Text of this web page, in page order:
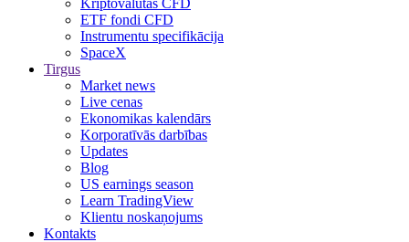
ETF fondi CFD
Instrumentu specifikācija
SpaceX
Tirgus
Market news
Live cenas
Ekonomikas kalendārs
Korporatīvās darbības
Updates
Blog
US earnings season
Learn TradingView
Klientu noskaņojums
Kontakts